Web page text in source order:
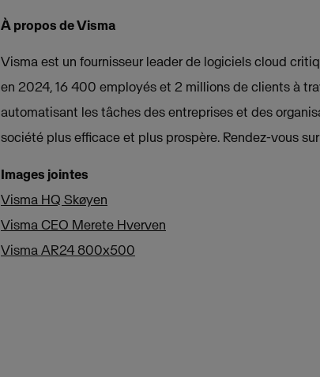
À propos de Visma
Visma est un fournisseur leader de logiciels cloud
en 2024, 16 400 employés et 2 millions de clients à
automatisant les tâches des entreprises et des
société plus efficace et plus prospère. Rendez-vous sur
Images jointes
Visma HQ Skøyen
Visma CEO Merete Hverven
Visma AR24 800x500